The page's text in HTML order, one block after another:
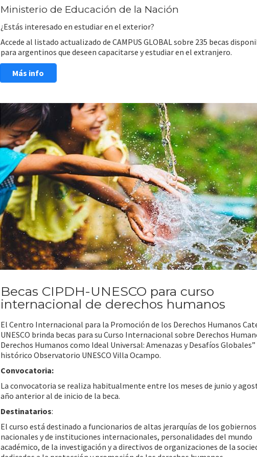
Ministerio de Educación de la Nación
¿Estás interesado en estudiar en el exterior?
Accede al listado actualizado de CAMPUS GLOBAL sobre 235 becas
para argentinos que deseen capacitarse y estudiar en el extranjero.
Más info
Becas CIPDH-UNESCO para curso
internacional de derechos humanos
El Centro Internacional para la Promoción de los Derechos Humanos
UNESCO brinda becas para su Curso Internacional sobre Derechos
Derechos Humanos como Ideal Universal: Amenazas y Desafíos
histórico Observatorio UNESCO Villa Ocampo.
Convocatoria:
La convocatoria se realiza habitualmente entre los meses de junio y
año anterior al de inicio de la beca.
Destinatarios:
El curso está destinado a funcionarios de altas jerarquías de los gobiernos
nacionales y de instituciones internacionales, personalidades del mundo
académico, de la investigación y a directivos de organizaciones de la